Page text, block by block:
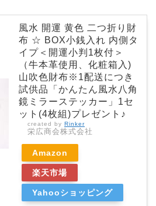
風水 開運 黄色 二つ折り財
布 ☆ BOX小銭入れ 内側タ
イプ＜開運小判1枚付＞
（牛本革使用、化粧箱入)
山吹色財布※1配送につき
試供品「かんたん風水八角
鏡ミラーステッカー」1セ
ット(4枚組)プレゼント♪
created by Rinker
栄広商会株式会社
Amazon
楽天市場
Yahooショッピング